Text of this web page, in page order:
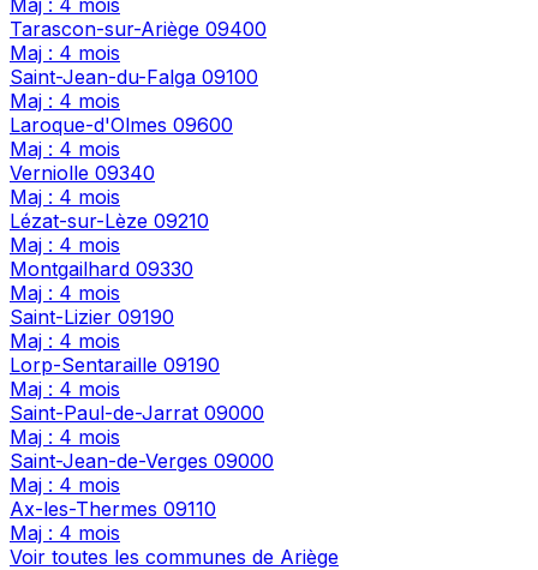
Tarascon-sur-Ariège 09400
Maj : 4 mois
Saint-Jean-du-Falga 09100
Maj : 4 mois
Laroque-d'Olmes 09600
Maj : 4 mois
Verniolle 09340
Maj : 4 mois
Lézat-sur-Lèze 09210
Maj : 4 mois
Montgailhard 09330
Maj : 4 mois
Saint-Lizier 09190
Maj : 4 mois
Lorp-Sentaraille 09190
Maj : 4 mois
Saint-Paul-de-Jarrat 09000
Maj : 4 mois
Saint-Jean-de-Verges 09000
Maj : 4 mois
Ax-les-Thermes 09110
Maj : 4 mois
Voir toutes les communes de Ariège